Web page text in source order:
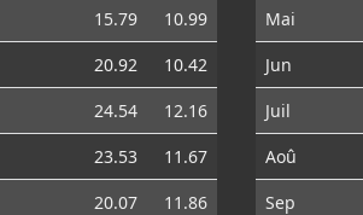
15.79
10.99
20.92
10.42
24.54
12.16
23.53
11.67
20.07
11.86
Mai
Jun
Juil
Aoû
Sep